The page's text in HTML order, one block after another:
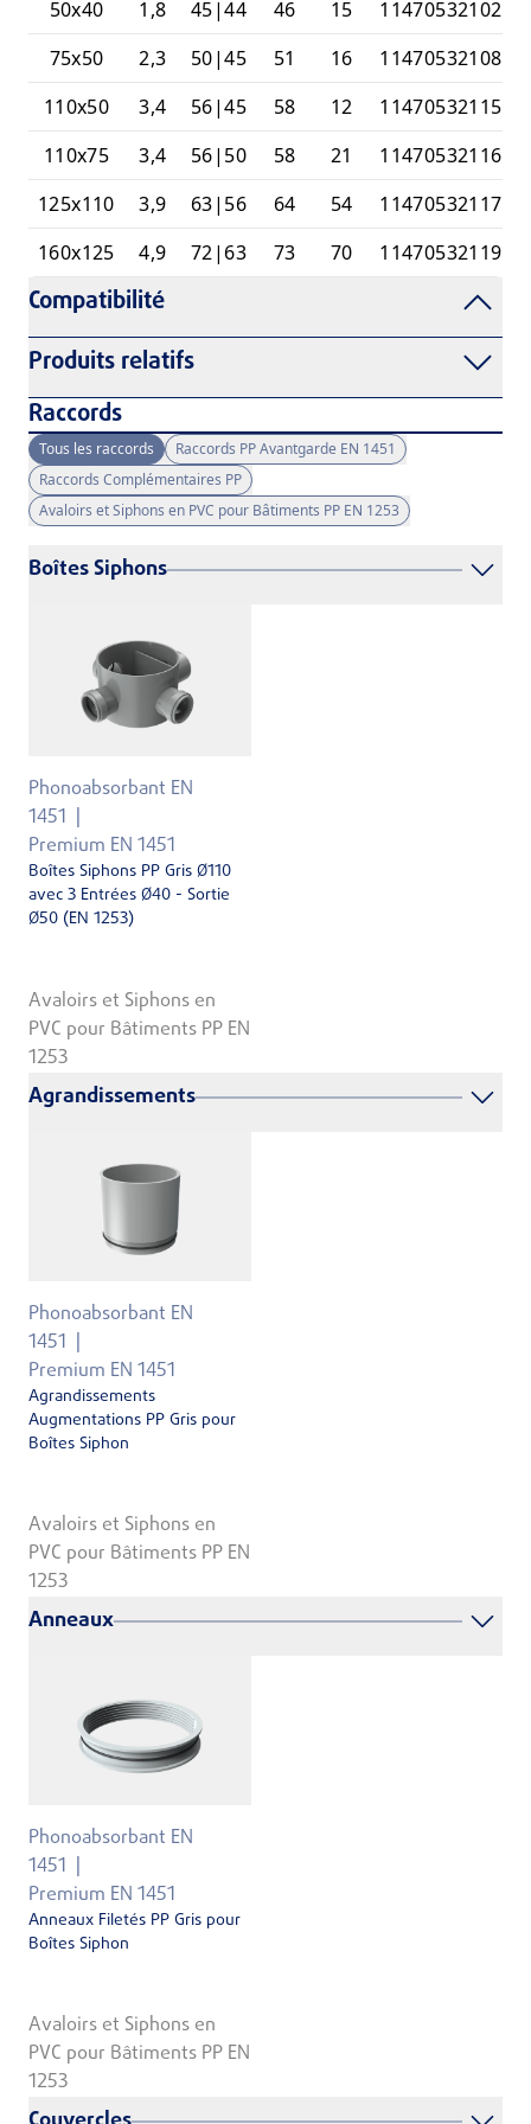
50x40
1,8 45|44 46 15
11470532102
75x50
2,3 50|45 51 16
11470532108
110x50
3,4 56|45 58 12
11470532115
110x75
3,4 56|50 58 21
11470532116
125x110
3,9 63|56 64 54
11470532117
160x125
4,9 72|63 73 70 11470532119
Compatibilité
Produits relatifs
Raccords
Tous les raccords
Raccords PP Avantgarde EN 1451
Raccords Complémentaires PP
Avaloirs et Siphons en PVC pour Bâtiments PP EN 1253
Boîtes Siphons
Phonoabsorbant EN
1451
Premium EN 1451
Boîtes Siphons PP Gris Ø110
avec 3 Entrées Ø40 - Sortie
Ø50 (EN 1253)
Avaloirs et Siphons en
PVC pour Bâtiments PP EN
1253
Agrandissements
Phonoabsorbant EN
1451
Premium EN 1451
Agrandissements
Augmentations PP Gris pour
Boîtes Siphon
Avaloirs et Siphons en
PVC pour Bâtiments PP EN
1253
Anneaux
Phonoabsorbant EN
1451
Premium EN 1451
Anneaux Filetés PP Gris pour
Boîtes Siphon
Avaloirs et Siphons en
PVC pour Bâtiments PP EN
1253